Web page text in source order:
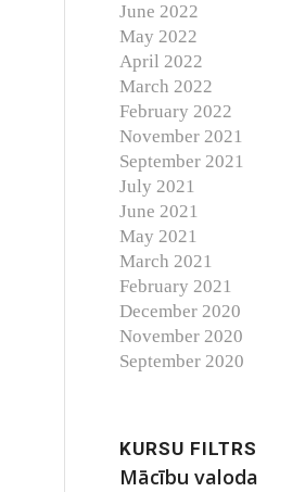
June 2022
May 2022
April 2022
March 2022
February 2022
November 2021
September 2021
July 2021
June 2021
May 2021
March 2021
February 2021
December 2020
November 2020
September 2020
KURSU FILTRS
Mācību valoda